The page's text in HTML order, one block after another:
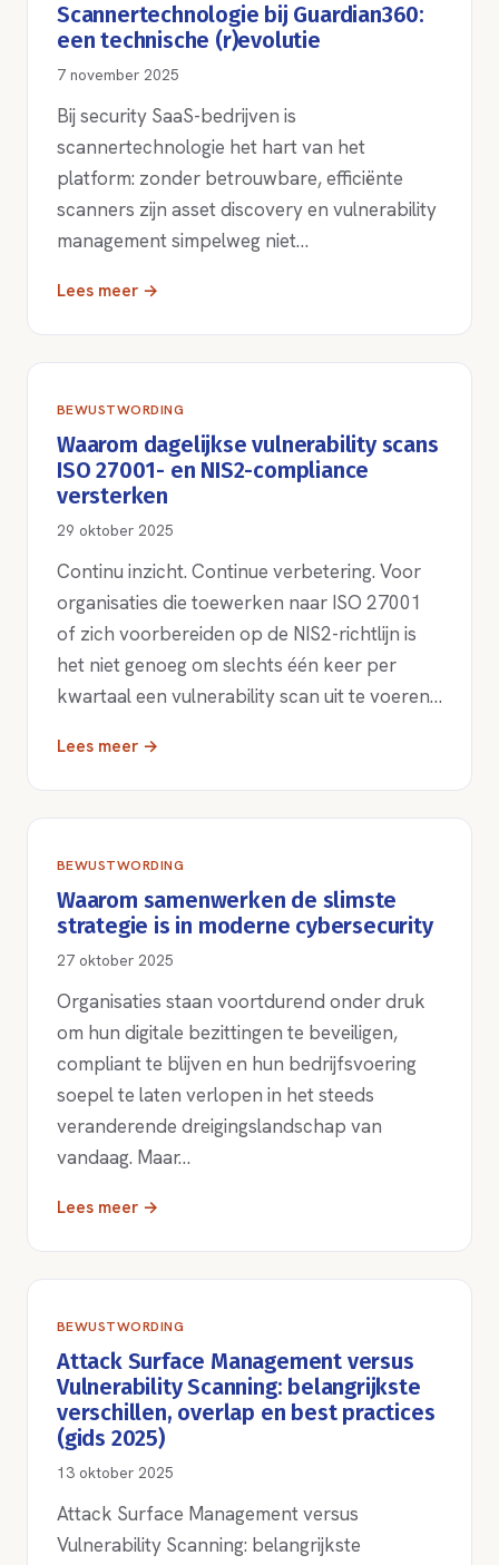
Scannertechnologie bij Guardian360:
een technische (r)evolutie
7 november 2025
Bij security SaaS-bedrijven is
scannertechnologie het hart van het
platform: zonder betrouwbare, efficiënte
scanners zijn asset discovery en vulnerability
management simpelweg niet…
Lees meer →
BEWUSTWORDING
Waarom dagelijkse vulnerability scans
ISO 27001- en NIS2-compliance
versterken
29 oktober 2025
Continu inzicht. Continue verbetering. Voor
organisaties die toewerken naar ISO 27001
of zich voorbereiden op de NIS2-richtlijn is
het niet genoeg om slechts één keer per
kwartaal een vulnerability scan uit te voeren…
Lees meer →
BEWUSTWORDING
Waarom samenwerken de slimste
strategie is in moderne cybersecurity
27 oktober 2025
Organisaties staan voortdurend onder druk
om hun digitale bezittingen te beveiligen,
compliant te blijven en hun bedrijfsvoering
soepel te laten verlopen in het steeds
veranderende dreigingslandschap van
vandaag. Maar…
Lees meer →
BEWUSTWORDING
Attack Surface Management versus
Vulnerability Scanning: belangrijkste
verschillen, overlap en best practices
(gids 2025)
13 oktober 2025
Attack Surface Management versus
Vulnerability Scanning: belangrijkste